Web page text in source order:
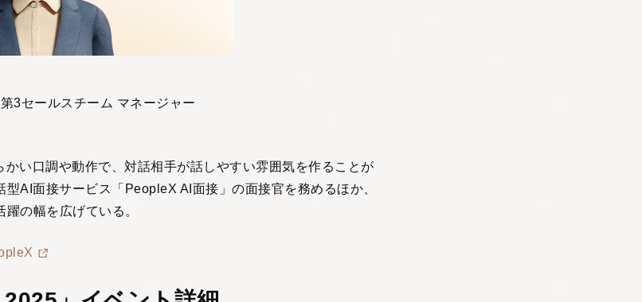
3セールスチーム マネージャー
い口調や動作で、対話相手が話しやすい雰囲気を作ることが
AI面接サービス「PeopleX AI面接」の面接官を務めるほか、
の幅を広げている。